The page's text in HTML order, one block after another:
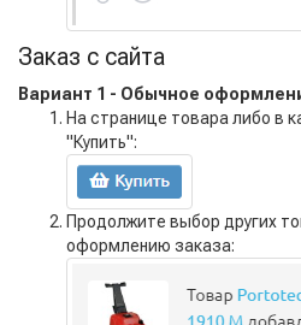
Заказ с сайта
Вариант 1 - Обычное
На странице товара либо в
"Купить":
Продолжите выбор других
оформлению заказа: